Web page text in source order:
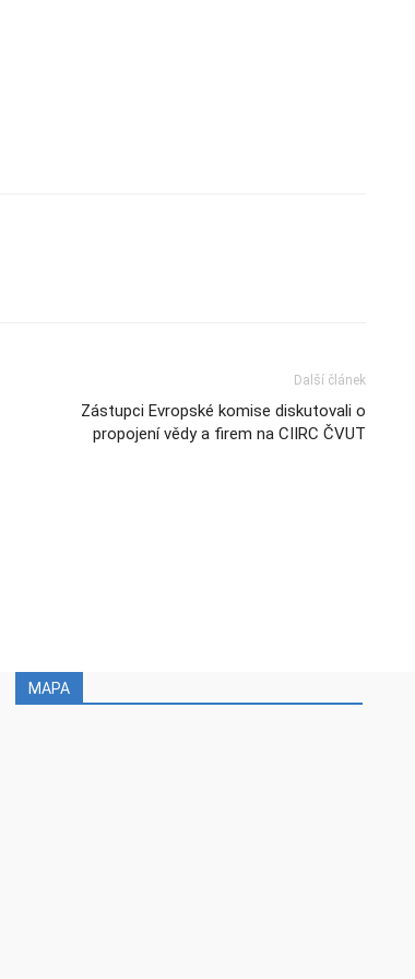
Další článek
Zástupci Evropské komise diskutovali o
propojení vědy a firem na CIIRC ČVUT
MAPA